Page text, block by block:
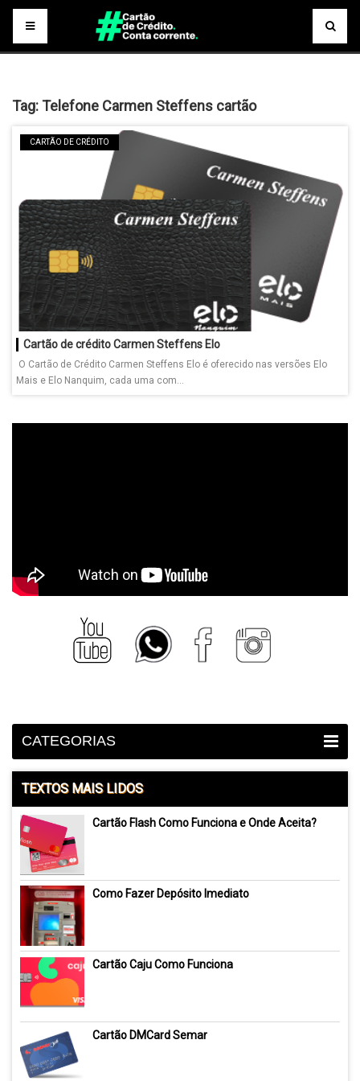
Tag: Telefone Carmen Steffens cartão
CARTÃO DE CRÉDITO
Cartão de crédito Carmen Steffens Elo
O Cartão de Crédito Carmen Steffens Elo é oferecido nas versões Elo
Mais e Elo Nanquim, cada uma com...
CATEGORIAS
TEXTOS MAIS LIDOS
Cartão Flash Como Funciona e Onde Aceita?
Como Fazer Depósito Imediato
Cartão Caju Como Funciona
Cartão DMCard Semar